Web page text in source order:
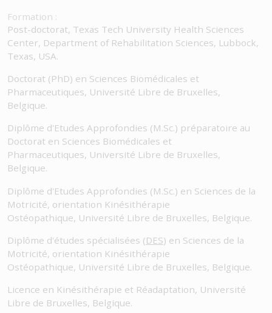
Formation :
Post-doctorat, Texas Tech University Health Sciences
Center, Department of Rehabilitation Sciences, Lubbock,
Texas, USA.
Doctorat (PhD) en Sciences Biomédicales et
Pharmaceutiques, Université Libre de Bruxelles,
Belgique.
Diplôme d'Etudes Approfondies (M.Sc.) préparatoire au
Doctorat en Sciences Biomédicales et
Pharmaceutiques, Université Libre de Bruxelles,
Belgique.
Diplôme d'Etudes Approfondies (M.Sc.) en Sciences de la
Motricité, orientation Kinésithérapie
Ostéopathique, Université Libre de Bruxelles, Belgique.
Diplôme d'études spécialisées (DES) en Sciences de la
Motricité, orientation Kinésithérapie
Ostéopathique, Université Libre de Bruxelles, Belgique.
Licence en Kinésithérapie et Réadaptation, Université
Libre de Bruxelles, Belgique.